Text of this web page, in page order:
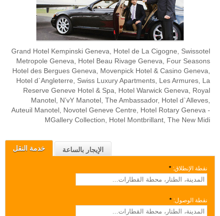
خدمة النقل الإيجار بالساعة
نقطة الإنطلاق: *
نقطة الوصول: *
Grand Hotel Kempinski Geneva, Hotel de La Cigogne, Swissotel
Metropole Geneva, Hotel Beau Rivage Geneva, Four Seasons
Hotel des Bergues Geneva, Movenpick Hotel & Casino Geneva,
Hotel d`Angleterre, Swiss Luxury Apartments, Les Armures, La
Reserve Geneve Hotel & Spa, Hotel Warwick Geneva, Royal
Manotel, N’vY Manotel, The Ambassador, Hotel d`Alleves,
Auteuil Manotel, Novotel Geneve Centre, Hotel Rotary Geneva -
MGallery Collection, Hotel Montbrillant, The New Midi